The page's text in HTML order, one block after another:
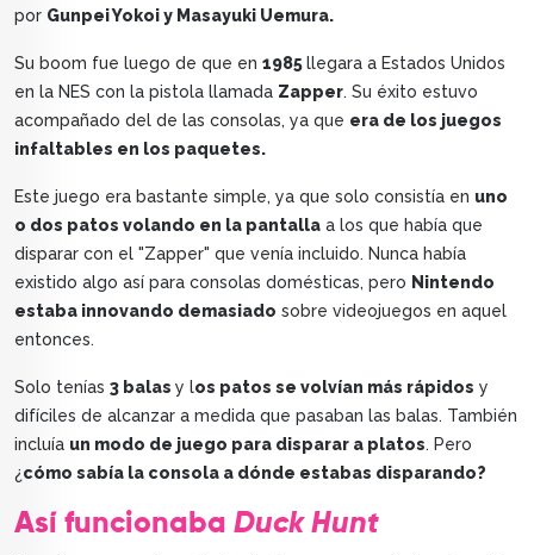
por Gunpei Yokoi y Masayuki Uemura.
Su boom fue luego de que en 1985llegara a Estados Unidos
en la NES con la pistola llamada Zapper. Su éxito estuvo
acompañado del de las consolas, ya que era de los juegos
infaltables en los paquetes.
Este juego era bastante simple, ya que solo consistía en uno
o dos patos volando en la pantalla a los que había que
disparar con el "Zapper" que venía incluido. Nunca había
existido algo así para consolas domésticas, pero Nintendo
estaba innovando demasiado sobre videojuegos en aquel
entonces.
Solo tenías 3 balas y los patos se volvían más rápidos y
difíciles de alcanzar a medida que pasaban las balas. También
incluía un modo de juego para disparar a platos. Pero
¿cómo sabía la consola a dónde estabas disparando?
Así funcionaba Duck Hunt